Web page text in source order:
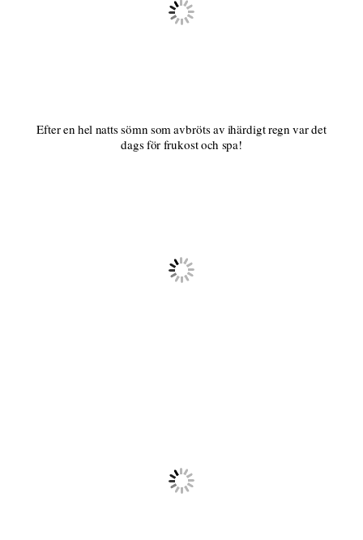
Efter en hel natts sömn som avbröts av ihärdigt regn var det
dags för frukost och spa!